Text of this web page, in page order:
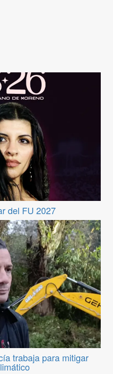
del FU 2027
trabaja para mitigar